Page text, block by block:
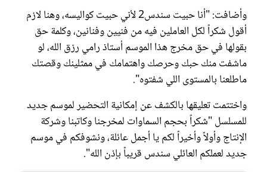
وأضافت: "أنا حبيت سندس2 لأني حبيت كواليسه، وهنا لازم
أقول شكراً لكل العاملين فيه من فنيين وفنانين، وكلمة حق
بقولها في حق مخرج هذا الموسم أستاذ رامي رزق الله، لو
ماشفت منك حبك وحرصك واهتمامك في ممثلينك وقصتك
ماطلعنا بالمستوى اللي شفتوه".
واختتمت تعليقها بالكشف عن إمكانية التحضير لموسم جديد
للمسلسل "شكراً بحجم السماوات لمخرجنا وكاتبنا وشركة
الإنتاج وأولاً وأخيراً لكم يا أجمل عائلة، ونشوفكم في موسم
جديد لعملكم العائلي سندس قريباً بإذن الله".